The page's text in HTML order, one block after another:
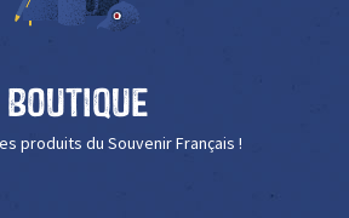
Boutique
produits du Souvenir Français !